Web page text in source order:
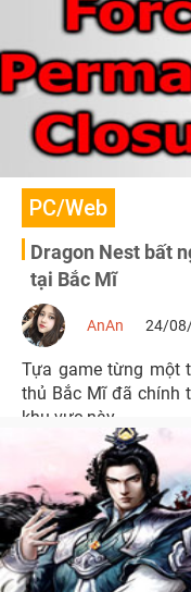
PC/Web
Dragon Nest bất
tại Bắc Mĩ
AnAn 24/
Tựa game từng một
thủ Bắc Mĩ đã chính
khu vực này…